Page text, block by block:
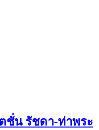
ชั่น รัชดา-ท่าพระ